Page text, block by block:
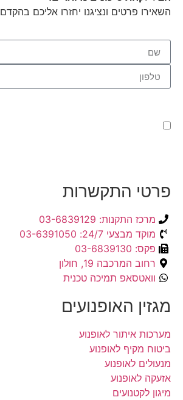
השאירו פרטים ונציגנו יחזרו אליכם בהקדם
פרטי התקשרות
מרכז התקנות: 03-6839129
מוקד מבצעי 24/7: 03-6391050
פקס: 03-6839130
רחוב המרכבה 19, חולון
וואטסאפ תמיכה טכנית
מגזין האופנועים
מערכות איתור לאופנוע
ביטוח מקיף לאופנוע
מנעולים לאופנוע
אזעקה לאופנוע
מיגון לקטנועים